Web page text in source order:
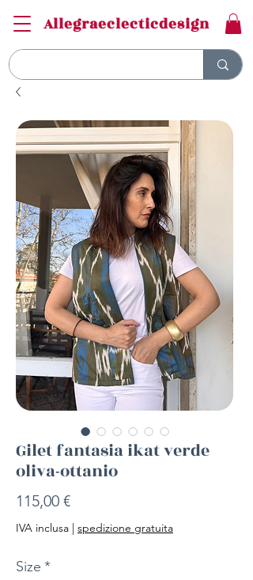
Allegraeclecticdesign
Gilet fantasia ikat verde
oliva-ottanio
115,00 €Prezzo
IVA inclusa | spedizione gratuita
Size *